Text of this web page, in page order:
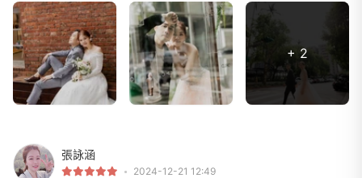
+ 2
張詠涵
2024-12-21 12:49